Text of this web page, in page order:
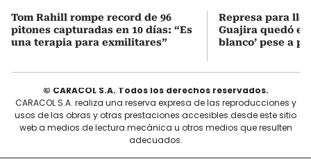
Tom Rahill rompe record de 96
pitones capturadas en 10 días: “Es
una terapia para exmilitares”
Represa para
Guajira quedó en
blanco’ pese a
© CARACOL S.A. Todos los derechos reservados.
CARACOL S.A. realiza una reserva expresa de las reproducciones y
usos de las obras y otras prestaciones accesibles desde este sitio
web a medios de lectura mecánica u otros medios que resulten
adecuados.